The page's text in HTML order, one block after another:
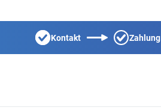
Kontakt Zahlung